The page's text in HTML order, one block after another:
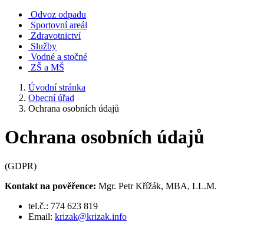
Odvoz odpadu
Sportovní areál
Zdravotnictví
Služby
Vodné a stočné
ZŠ a MŠ
Úvodní stránka
Obecní úřad
Ochrana osobních údajů
Ochrana osobních údajů
(GDPR)
Kontakt na pověřence: Mgr. Petr Křížák, MBA, LL.M.
tel.č.: 774 623 819
Email: krizak@krizak.info